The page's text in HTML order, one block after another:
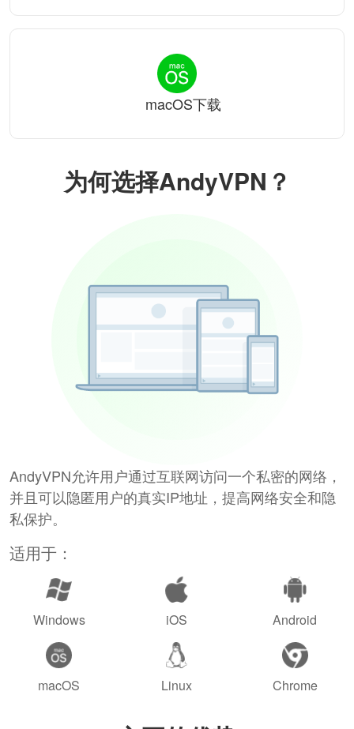
为何选择AndyVPN？
AndyVPN允许用户通过互联网访问一个私密的网络，
并且可以隐匿用户的真实IP地址，提高网络安全和隐
私保护。
适用于：
Windows iOS Android
macOS Linux Chrome
macOS下载